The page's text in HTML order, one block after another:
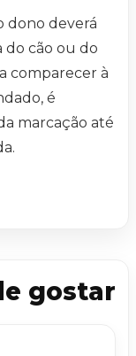
dono deverá
do cão ou do
comparecer à
é
marcação até
gostar